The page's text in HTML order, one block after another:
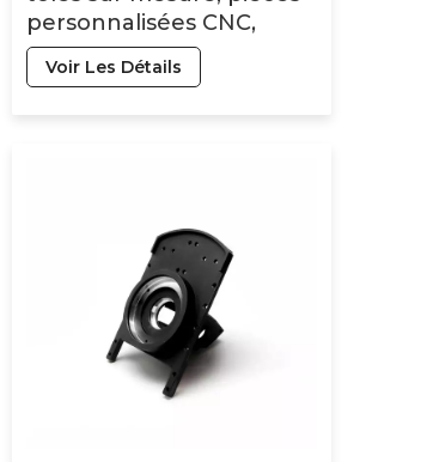
personnalisées CNC,
usinage CNC de
précision, pièce usinée
Voir Les Détails